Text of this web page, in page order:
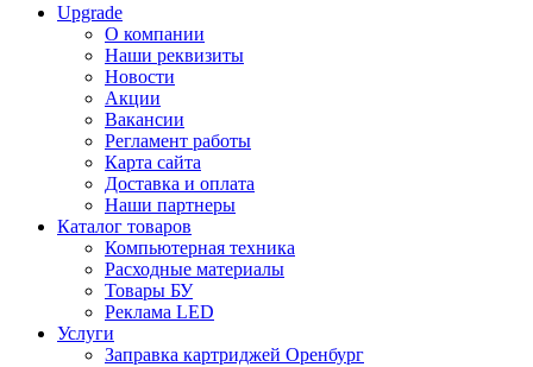
Upgrade
О компании
Наши реквизиты
Новости
Акции
Вакансии
Регламент работы
Карта сайта
Доставка и оплата
Наши партнеры
Каталог товаров
Компьютерная техника
Расходные материалы
Товары БУ
Реклама LED
Услуги
Заправка картриджей Оренбург